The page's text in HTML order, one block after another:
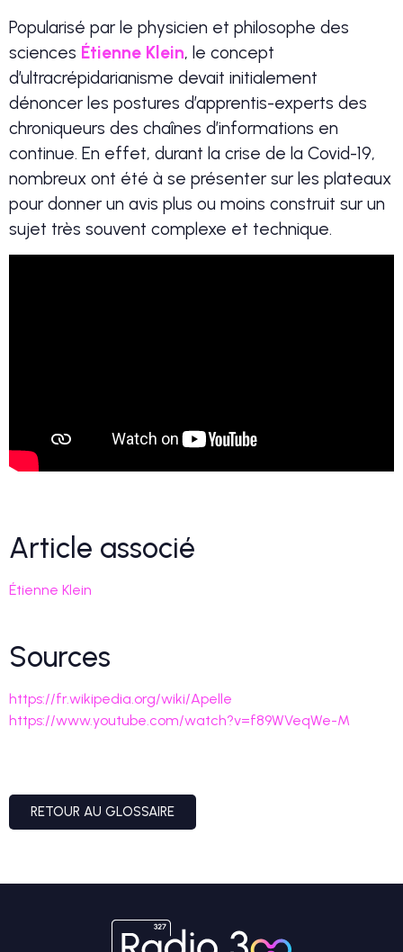
Popularisé par le physicien et philosophe des
sciences Étienne Klein, le concept
d’ultracrépidarianisme devait initialement
dénoncer les postures d’apprentis-experts des
chroniqueurs des chaînes d’informations en
continue. En effet, durant la crise de la Covid-19,
nombreux ont été à se présenter sur les plateaux
pour donner un avis plus ou moins construit sur un
sujet très souvent complexe et technique.
Article associé
Étienne Klein
Sources
https://fr.wikipedia.org/wiki/Apelle
https://www.youtube.com/watch?v=f89WVeqWe-M
RETOUR AU GLOSSAIRE